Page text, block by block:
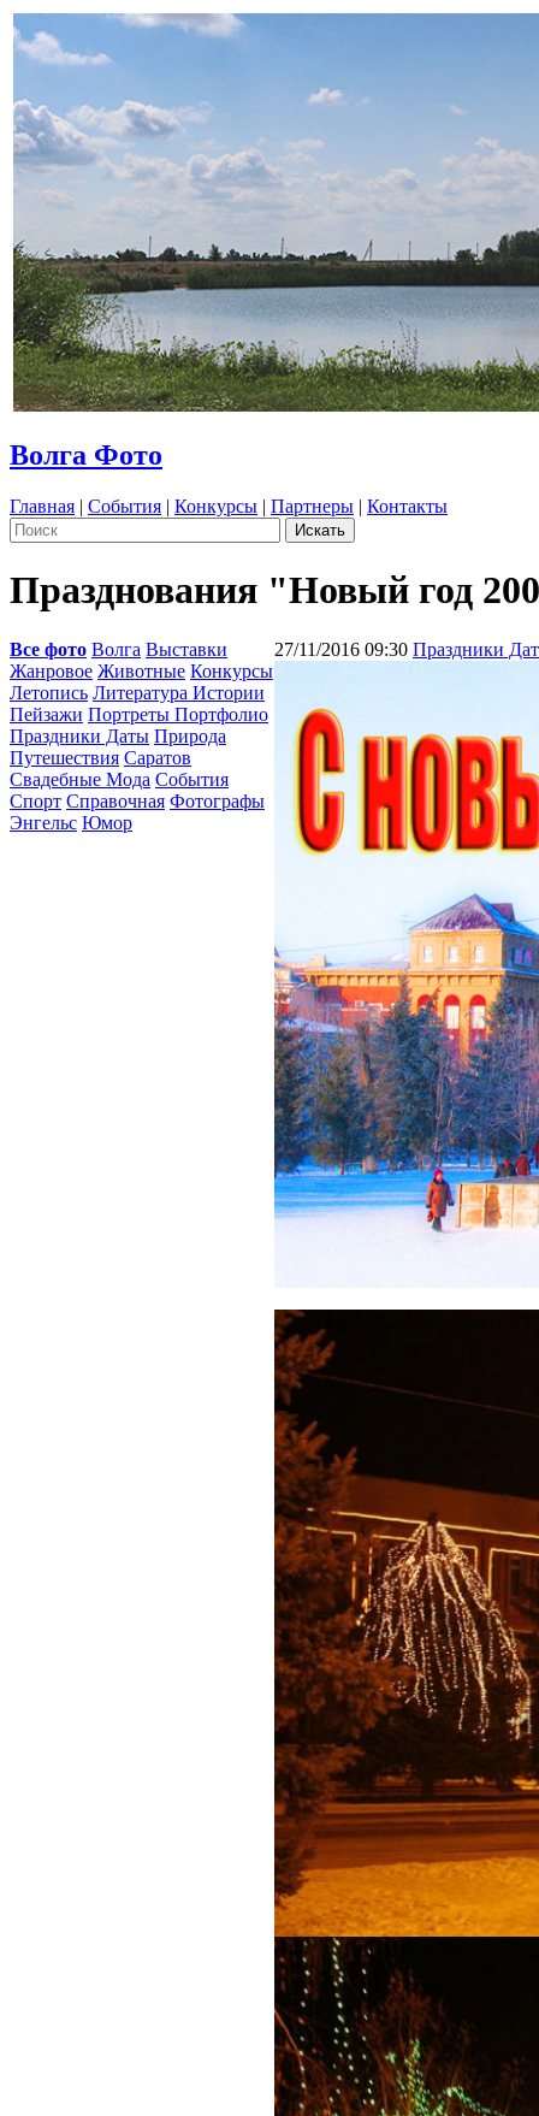
Волга Фото
Главная | События | Конкурсы | Партнеры | Контакты
Празднования "Новый год
Все фото Волга Выставки
Жанровое Животные Конкурсы
Летопись Литература Истории
Пейзажи Портреты Портфолио
Праздники Даты Природа
Путешествия Саратов
Свадебные Мода События
Спорт Справочная Фотографы
Энгельс Юмор
27/11/2016 09:30 Праздники